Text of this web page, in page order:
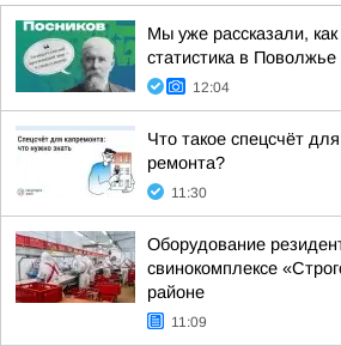
Мы уже рассказали,
статистика в Поволжье
12:04
Что такое спецсчёт
ремонта?
11:30
Оборудование
свинокомплексе
районе
11:09